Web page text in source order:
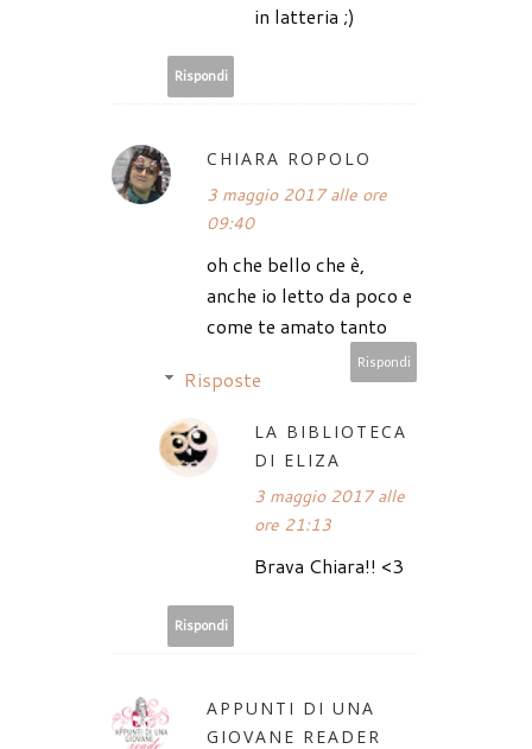
in latteria ;)
Rispondi
CHIARA ROPOLO
3 maggio 2017 alle ore
09:40
oh che bello che è,
anche io letto da poco e
come te amato tanto
Rispondi
Risposte
LA BIBLIOTECA
DI ELIZA
3 maggio 2017 alle
ore 21:13
Brava Chiara!! <3
Rispondi
APPUNTI DI UNA
GIOVANE READER